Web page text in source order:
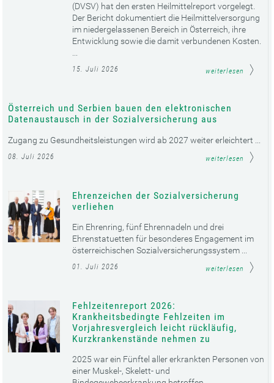
(DVSV) hat den ersten Heilmittelreport vorgelegt.
Der Bericht dokumentiert die Heilmittelversorgung
im niedergelassenen Bereich in Österreich, ihre
Entwicklung sowie die damit verbundenen Kosten.
15. Juli 2026 weiterlesen
Österreich und Serbien bauen den elektronischen
Datenaustausch in der Sozialversicherung aus
Zugang zu Gesundheitsleistungen wird ab 2027 weiter erleichtert ...
08. Juli 2026 weiterlesen
Ehrenzeichen der Sozialversicherung
verliehen
Ein Ehrenring, fünf Ehrennadeln und drei
Ehrenstatuetten für besonderes Engagement im
österreichischen Sozialversicherungssystem ...
01. Juli 2026 weiterlesen
Fehlzeitenreport 2026:
Krankheitsbedingte Fehlzeiten im
Vorjahresvergleich leicht rückläufig,
Kurzkrankenstände nehmen zu
2025 war ein Fünftel aller erkrankten Personen von
einer Muskel-, Skelett- und